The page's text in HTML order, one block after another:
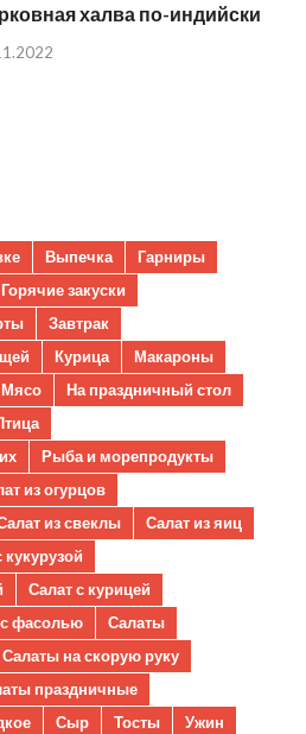
халва по-индийски
Выпечка
Гарниры
Горячие закуски
Завтрак
Курица
Макароны
Мясо
На праздничный стол
Рыба и морепродукты
из огурцов
из свеклы
Салат из яиц
кукурузой
Салат с курицей
фасолью
Салаты
Салаты на скорую руку
праздничные
Сыр Тосты
Ужин